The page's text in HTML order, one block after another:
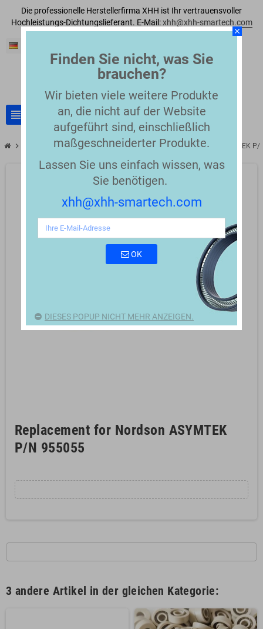
Die professionelle Herstellerfirma XHH ist Ihr vertrauensvoller
Hochleistungs-Dichtungslieferant. E-Mail: xhh@xhh-smartech.com
view_headline
chevron_right Asymtek-kompatible Ersatzteile chevron_right Replacement for Nordson ASYMTEK P/
Replacement for Nordson ASYMTEK
P/N 955055
3 andere Artikel in der gleichen Kategorie:
close
Finden Sie nicht, was Sie
brauchen?
Wir bieten viele weitere Produkte
an, die nicht auf der Website
aufgeführt sind, einschließlich
maßgeschneiderter Produkte.
Lassen Sie uns einfach wissen, was
Sie benötigen.
xhh@xhh-smartech.com
OK
DIESES POPUP NICHT MEHR ANZEIGEN.